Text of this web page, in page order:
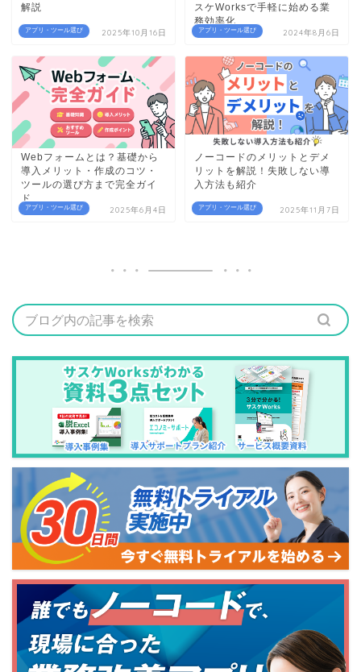
アプリ・ツール選び
解説
2025年10月16日 アプリ・ツール選び
スケWorksで手軽に始める業
務効率化
2024年8月6日
アプリ・ツール選び
Webフォームとは？基礎から
導入メリット・作成のコツ・
ツールの選び方まで完全ガイ
ド
2025年6月4日 アプリ・ツール選び
ノーコードのメリットとデメ
リットを解説！失敗しない導
入方法も紹介
2025年11月7日